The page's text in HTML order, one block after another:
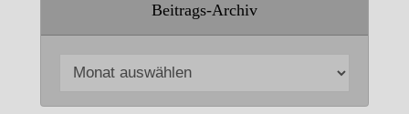
Beitrags-Archiv